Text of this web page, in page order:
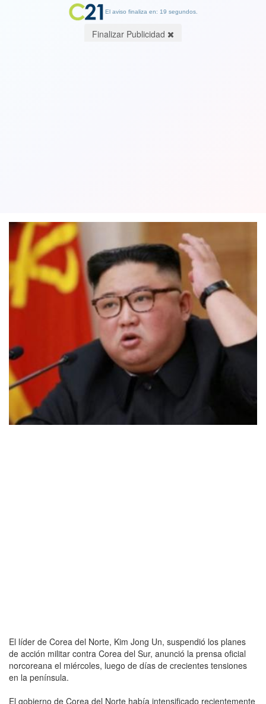
El líder de Corea del Norte, Kim Jong Un, suspendió los planes
de acción militar contra Corea del Sur, anunció la prensa oficial
norcoreana el miércoles, luego de días de crecientes tensiones
en la península.
El gobierno de Corea del Norte había intensificado recientemente
El aviso finaliza en: 19 segundos.
Finalizar Publicidad